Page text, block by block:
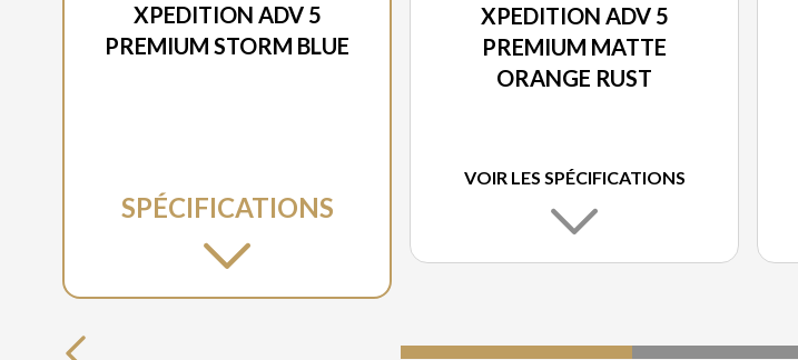
XPEDITION ADV 5
PREMIUM STORM BLUE
SPÉCIFICATIONS
XPEDITION ADV 5
PREMIUM MATTE
ORANGE RUST
VOIR LES SPÉCIFICATIONS